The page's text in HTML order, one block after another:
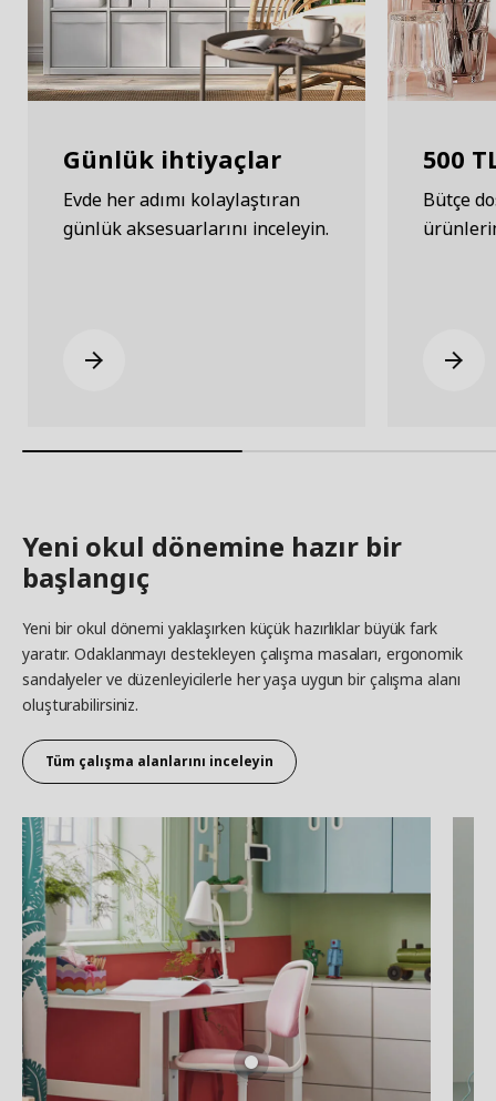
Günlük ihtiyaçlar
Evde her adımı kolaylaştıran
günlük aksesuarlarını inceleyin.
500
Bütçe
Yeni okul dönemine hazır bir
başlangıç
Yeni bir okul dönemi yaklaşırken küçük hazırlıklar büyük fark
yaratır. Odaklanmayı destekleyen çalışma masaları, ergonomik
sandalyeler ve düzenleyicilerle her yaşa uygun bir çalışma alanı
oluşturabilirsiniz.
Tüm çalışma alanlarını inceleyin